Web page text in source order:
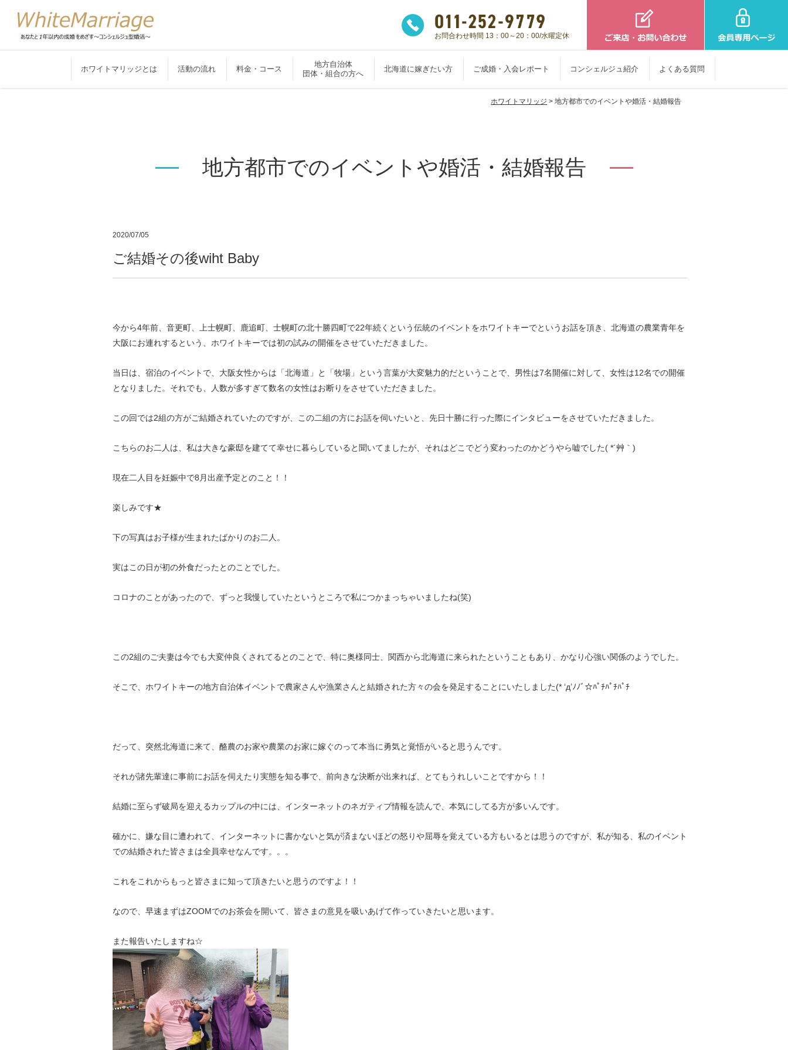
お問合わせ時間 13：00～20：00/水曜定休
ホワイトマリッジとは 活動の流れ 料金・コース
地方自治体
団体・組合の方へ
北海道に嫁ぎたい方 ご成婚・入会レポート コンシェルジュ紹介 よくある質問
ホワイトマリッジ > 地方都市でのイベントや婚活・結婚報告
地方都市でのイベントや婚活・結婚報告
2020/07/05
ご結婚その後wiht Baby
今から4年前、音更町、上士幌町、鹿追町、士幌町の北十勝四町で22年続くという伝統のイベントをホワイトキーでというお話を頂き、北海道の農業青年を
大阪にお連れするという、ホワイトキーでは初の試みの開催をさせていただきました。
当日は、宿泊のイベントで、大阪女性からは「北海道」と「牧場」という言葉が大変魅力的だということで、男性は7名開催に対して、女性は12名での開催
となりました。それでも、人数が多すぎて数名の女性はお断りをさせていただきました。
この回では2組の方がご結婚されていたのですが、この二組の方にお話を伺いたいと、先日十勝に行った際にインタビューをさせていただきました。
こちらのお二人は、私は大きな豪邸を建てて幸せに暮らしていると聞いてましたが、それはどこでどう変わったのかどうやら嘘でした( *´艸｀)
現在二人目を妊娠中で8月出産予定とのこと！！
楽しみです★
下の写真はお子様が生まれたばかりのお二人。
実はこの日が初の外食だったとのことでした。
コロナのことがあったので、ずっと我慢していたというところで私につかまっちゃいましたね(笑)
この2組のご夫妻は今でも大変仲良くされてるとのことで、特に奥様同士、関西から北海道に来られたということもあり、かなり心強い関係のようでした。
そこで、ホワイトキーの地方自治体イベントで農家さんや漁業さんと結婚された方々の会を発足することにいたしました(* ‘д’ﾉﾉﾞ☆ﾊﾟﾁﾊﾟﾁﾊﾟﾁ
だって、突然北海道に来て、酪農のお家や農業のお家に嫁ぐのって本当に勇気と覚悟がいると思うんです。
それが諸先輩達に事前にお話を伺えたり実態を知る事で、前向きな決断が出来れば、とてもうれしいことですから！！
結婚に至らず破局を迎えるカップルの中には、インターネットのネガティブ情報を読んで、本気にしてる方が多いんです。
確かに、嫌な目に遭われて、インターネットに書かないと気が済まないほどの怒りや屈辱を覚えている方もいるとは思うのですが、私が知る、私のイベント
での結婚された皆さまは全員幸せなんです。。。
これをこれからもっと皆さまに知って頂きたいと思うのですよ！！
なので、早速まずはZOOMでのお茶会を開いて、皆さまの意見を吸いあげて作っていきたいと思います。
また報告いたしますね☆